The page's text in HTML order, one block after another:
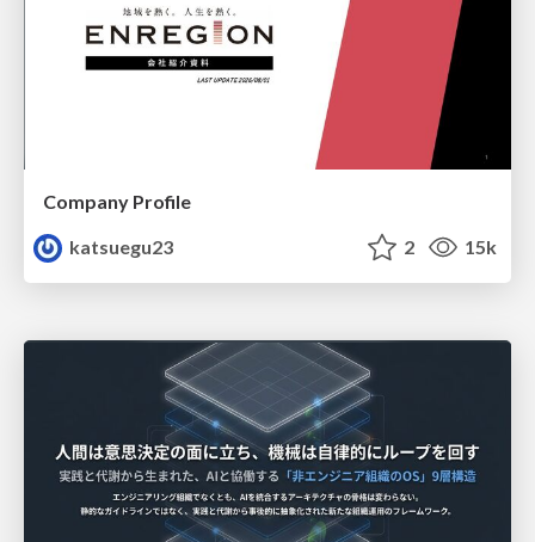
Company Profile
katsuegu23
2 15k